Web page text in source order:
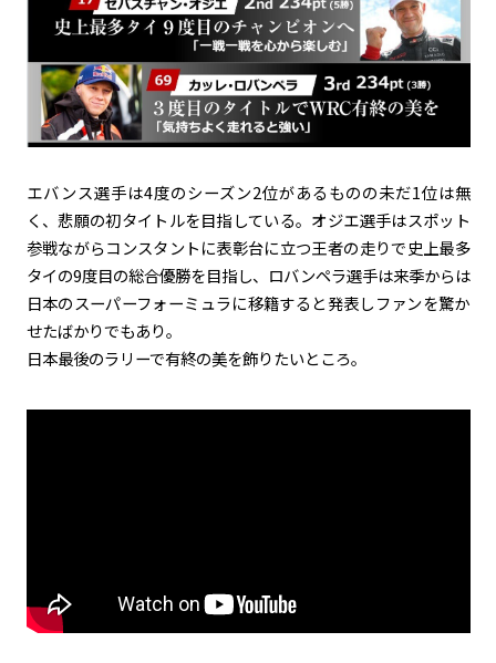
エバンス選手は4度のシーズン2位があるものの未だ1位は無
く、悲願の初タイトルを目指している。オジエ選手はスポット
参戦ながらコンスタントに表彰台に立つ王者の走りで史上最多
タイの9度目の総合優勝を目指し、ロバンペラ選手は来季からは
日本のスーパーフォーミュラに移籍すると発表しファンを驚か
せたばかりでもあり。
日本最後のラリーで有終の美を飾りたいところ。